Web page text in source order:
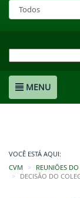
MENU
VOCÊ ESTÁ AQUI:
CVM
REUNIÕES
DECISÃO DO